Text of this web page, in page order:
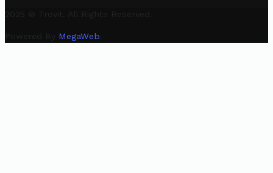
2025 © Trovit. All Rights Reserved.
Powered By MegaWeb